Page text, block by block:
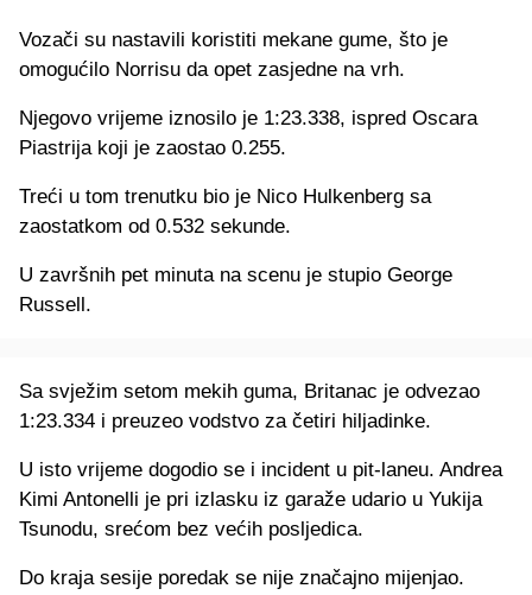
Vozači su nastavili koristiti mekane gume, što je
omogućilo Norrisu da opet zasjedne na vrh.
Njegovo vrijeme iznosilo je 1:23.338, ispred Oscara
Piastrija koji je zaostao 0.255.
Treći u tom trenutku bio je Nico Hulkenberg sa
zaostatkom od 0.532 sekunde.
U završnih pet minuta na scenu je stupio George
Russell.
Sa svježim setom mekih guma, Britanac je odvezao
1:23.334 i preuzeo vodstvo za četiri hiljadinke.
U isto vrijeme dogodio se i incident u pit-laneu. Andrea
Kimi Antonelli je pri izlasku iz garaže udario u Yukija
Tsunodu, srećom bez većih posljedica.
Do kraja sesije poredak se nije značajno mijenjao.